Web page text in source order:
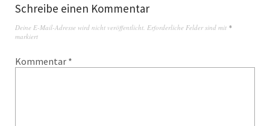
Schreibe einen Kommentar
Deine E-Mail-Adresse wird nicht veröffentlicht. Erforderliche Felder sind mit *
markiert
Kommentar *